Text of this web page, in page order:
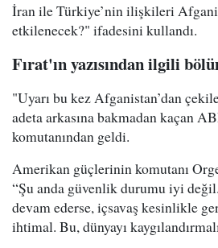
İran ile Türkiye’nin ilişkileri
etkilenecek?" ifadesini kullandı.
Fırat'ın yazısından ilgili
"Uyarı bu kez Afganistan’dan
adeta arkasına bakmadan kaçan
komutanından geldi.
Amerikan güçlerinin komutanı
“Şu anda güvenlik durumu iyi
devam ederse, içsavaş kesinlikle
ihtimal. Bu, dünyayı